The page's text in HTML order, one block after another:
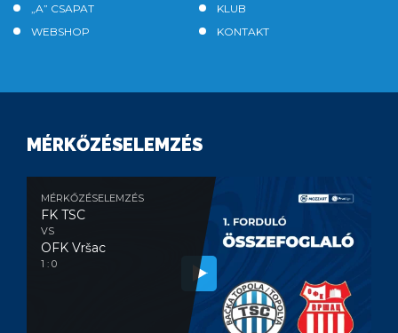
„A” CSAPAT
KLUB
WEBSHOP
KONTAKT
MÉRKŐZÉSELEMZÉS
MÉRKŐZÉSELEMZÉS
FK TSC
VS
OFK Vršac
1 : 0